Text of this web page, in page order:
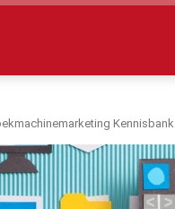
Kennisbank